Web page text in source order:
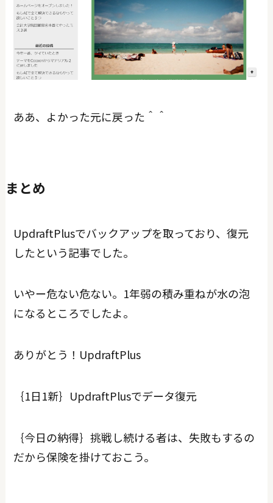
ああ、よかった元に戻った＾＾
まとめ
UpdraftPlusでバックアップを取っており、復元
したという記事でした。
いやー危ない危ない。1年弱の積み重ねが水の泡
になるところでしたよ。
ありがとう！UpdraftPlus
｛1日1新｝UpdraftPlusでデータ復元
｛今日の納得｝挑戦し続ける者は、失敗もするの
だから保険を掛けておこう。